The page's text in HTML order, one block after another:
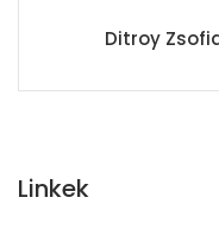
Ditroy
Linkek